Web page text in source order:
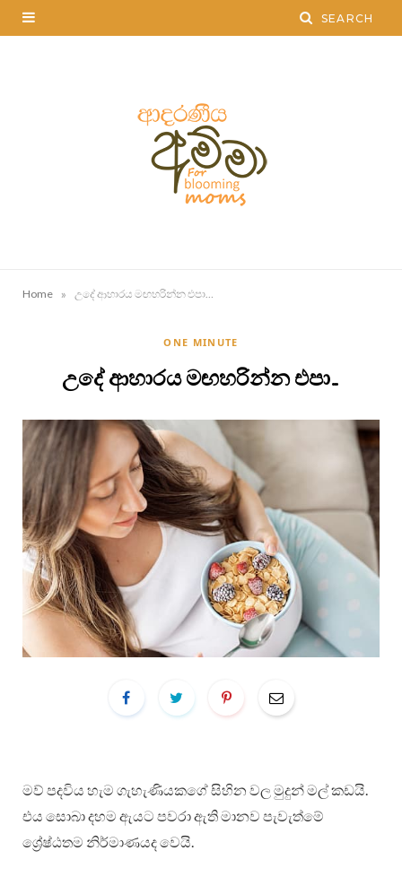
Home » උදේ ආහාරය මඟහරින්න එපා…
ONE MINUTE
උදේ ආහාරය මඟහරින්න එපා…
මව් පදවිය හැම ගැහැණියකගේ සිහින වල මුදුන් මල් කඩයි.
එය සොබා දහම ඇයට පවරා ඇති මානව පැවැත්මේ
ශ්‍රේෂ්ඨතම නිර්මාණයද වෙයි.